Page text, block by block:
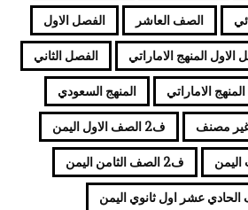
الصف العاشر الفصل الاول
الاول المنهج الاماراتي الفصل الثاني
المنهج الاماراتي المنهج السعودي
مصنف ف2 الصف الاول اليمن
ف2 الصف الثامن اليمن